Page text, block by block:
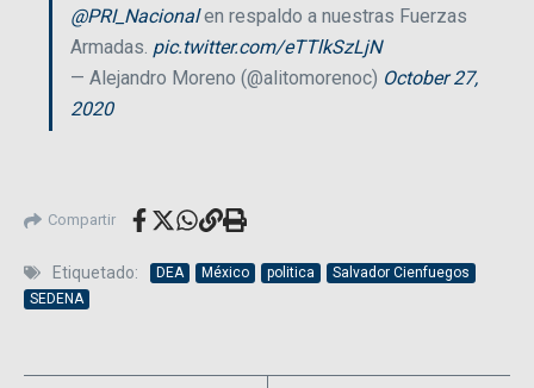
@PRI_Nacionalen respaldo a nuestras Fuerzas
Armadas. pic.twitter.com/eTTlkSzLjN
— Alejandro Moreno (@alitomorenoc) October 27,
2020
Compartir
Etiquetado: DEA México politica
Salvador Cienfuegos
SEDENA